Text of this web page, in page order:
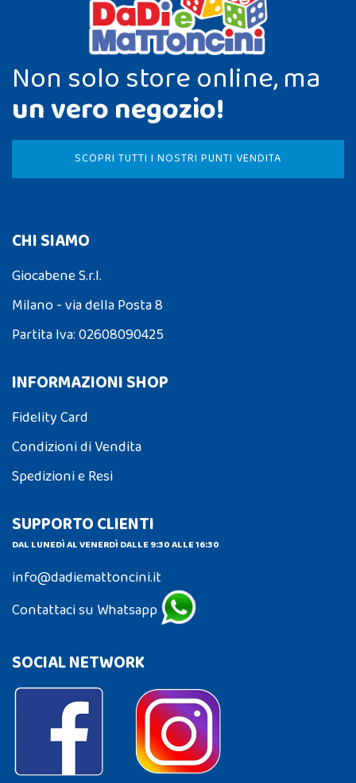
Non solo store online, ma
un vero negozio!
SCOPRI TUTTI I NOSTRI PUNTI VENDITA
CHI SIAMO
Giocabene S.r.l.
Milano - via della Posta 8
Partita Iva: 02608090425
INFORMAZIONI SHOP
Fidelity Card
Condizioni di Vendita
Spedizioni e Resi
SUPPORTO CLIENTI
DAL LUNEDÌ AL VENERDÌ DALLE 9:30 ALLE 16:30
info@dadiemattoncini.it
Contattaci su Whatsapp
SOCIAL NETWORK